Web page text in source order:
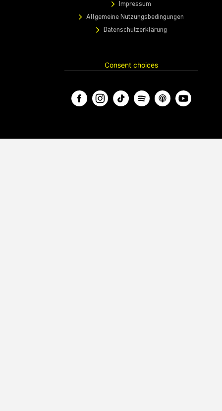
Impressum
Allgemeine Nutzungsbedingungen
Datenschutzerklärung
Consent choices